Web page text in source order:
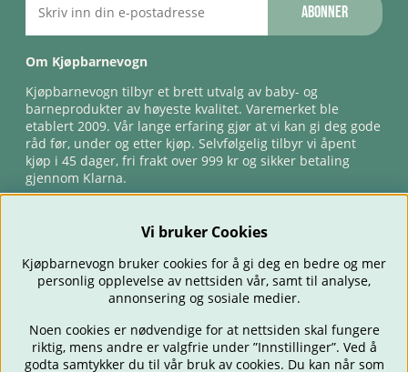
Abonner
Om Kjøpbarnevogn
Kjøpbarnevogn tilbyr et brett utvalg av baby- og
barneprodukter av høyeste kvalitet. Varemerket ble
etablert 2009. Vår lange erfaring gjør at vi kan gi deg gode
råd før, under og etter kjøp. Selvfølgelig tilbyr vi åpent
kjøp i 45 dager, fri frakt over 999 kr og sikker betaling
gjennom Klarna.
BARNEVOGNER BILSTOLER BABY SPISE & MATE
REISE
Vi bruker Cookies
Kjøpbarnevogn bruker cookies for å gi deg en bedre og mer
personlig opplevelse av nettsiden vår, samt til analyse,
annonsering og sosiale medier.
Noen cookies er nødvendige for at nettsiden skal fungere
riktig, mens andre er valgfrie under ”Innstillinger”. Ved å
godta samtykker du til vår bruk av cookies. Du kan når som